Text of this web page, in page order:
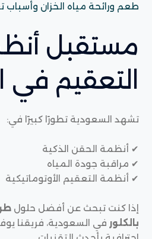
طعم ورائحة مياه الخزان وأسباب
مستقبل
التعقيم في
تشهد السعودية تطورًا كبيرًا في:
✔ أنظمة الحقن الذكية
✔ مراقبة جودة المياه
✔ أنظمة التعقيم الأوتوماتيكية
إذا كنت تبحث عن أفضل حلول
بالكلور في السعودية، فريقنا